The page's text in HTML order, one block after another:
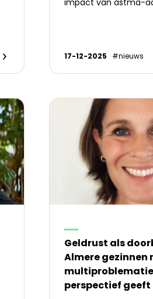
impact van astma-
17-12-2025 #nieuws
Geldrust als
Almere gezinnen
perspectief geeft